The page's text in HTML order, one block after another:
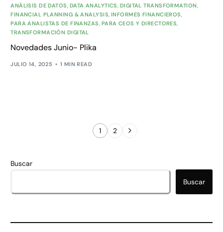
ANÁLISIS DE DATOS, DATA ANALYTICS, DIGITAL TRANSFORMATION,
FINANCIAL PLANNING & ANALYSIS, INFORMES FINANCIEROS,
PARA ANALISTAS DE FINANZAS, PARA CEOS Y DIRECTORES,
TRANSFORMACIÓN DIGITAL
Novedades Junio- Plika
JULIO 14, 2025 1 MIN READ
1 2
Buscar
Buscar